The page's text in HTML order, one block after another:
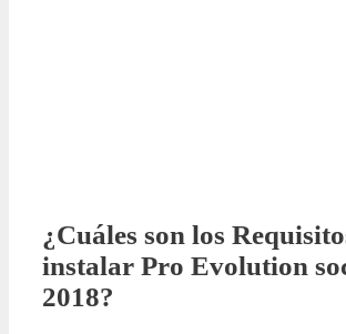
¿Cuáles son los
instalar Pro Evolution
2018?